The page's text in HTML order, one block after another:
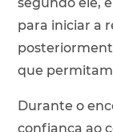
para iniciar a
que permitam
Durante o
confiança ao